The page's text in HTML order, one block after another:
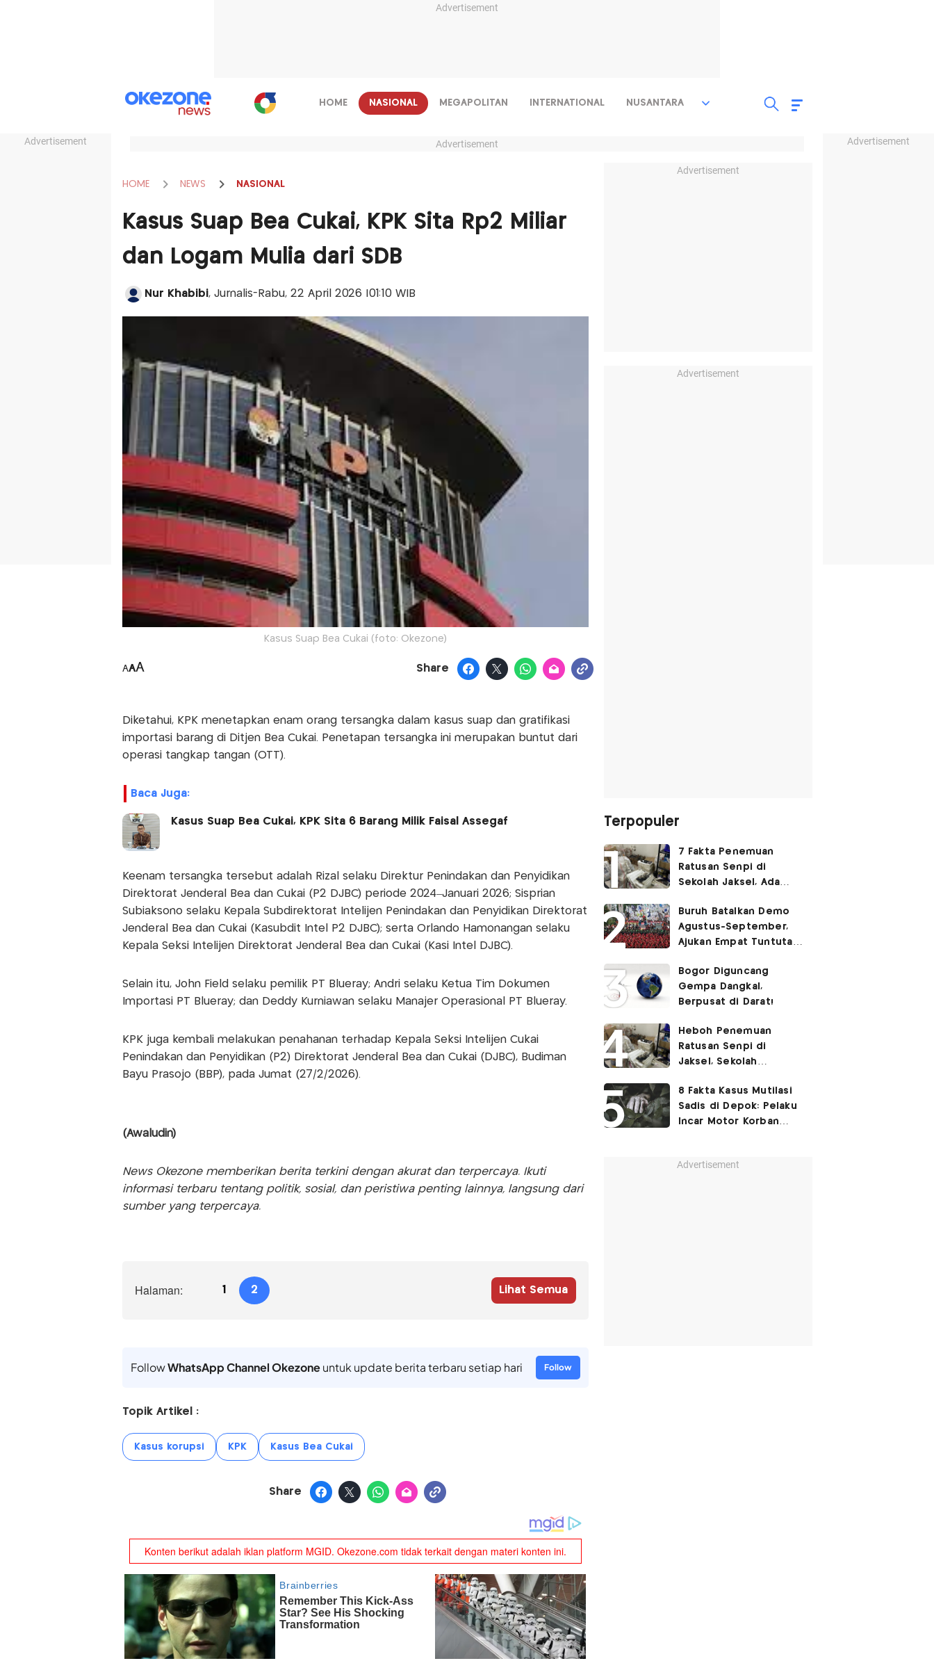
Advertisement
Advertisement Advertisement
HOME NASIONAL MEGAPOLITAN INTERNATIONAL NUSANTARA
Advertisement
HOME NEWS NASIONAL
Kasus Suap Bea Cukai, KPK Sita Rp2 Miliar
dan Logam Mulia dari SDB
Nur Khabibi, Jurnalis-Rabu, 22 April 2026 |01:10 WIB
Kasus Suap Bea Cukai (foto: Okezone)
AAA Share
Diketahui, KPK menetapkan enam orang tersangka dalam kasus suap dan gratifikasi
importasi barang di Ditjen Bea Cukai. Penetapan tersangka ini merupakan buntut dari
operasi tangkap tangan (OTT).
Baca Juga:
Kasus Suap Bea Cukai, KPK Sita 6 Barang Milik Faisal Assegaf
Keenam tersangka tersebut adalah Rizal selaku Direktur Penindakan dan Penyidikan
Direktorat Jenderal Bea dan Cukai (P2 DJBC) periode 2024–Januari 2026; Sisprian
Subiaksono selaku Kepala Subdirektorat Intelijen Penindakan dan Penyidikan Direktorat
Jenderal Bea dan Cukai (Kasubdit Intel P2 DJBC); serta Orlando Hamonangan selaku
Kepala Seksi Intelijen Direktorat Jenderal Bea dan Cukai (Kasi Intel DJBC).
Selain itu, John Field selaku pemilik PT Blueray; Andri selaku Ketua Tim Dokumen
Importasi PT Blueray; dan Deddy Kurniawan selaku Manajer Operasional PT Blueray.
KPK juga kembali melakukan penahanan terhadap Kepala Seksi Intelijen Cukai
Penindakan dan Penyidikan (P2) Direktorat Jenderal Bea dan Cukai (DJBC), Budiman
Bayu Prasojo (BBP), pada Jumat (27/2/2026).
(Awaludin)
News Okezone memberikan berita terkini dengan akurat dan terpercaya. Ikuti
informasi terbaru tentang politik, sosial, dan peristiwa penting lainnya, langsung dari
sumber yang terpercaya.
Halaman: 1 2 Lihat Semua
FollowWhatsApp Channel Okezoneuntuk update berita terbaru setiap hari Follow
Topik Artikel :
Kasus korupsi KPK Kasus Bea Cukai
Share
Advertisement
Advertisement
Terpopuler
7 Fakta Penemuan
Ratusan Senpi di
Sekolah Jaksel, Ada
Ruang Bunker
Buruh Batalkan Demo
Agustus-September,
Ajukan Empat Tuntutan
Bogor Diguncang
Gempa Dangkal,
Berpusat di Darat!
Heboh Penemuan
Ratusan Senpi di
Jaksel, Sekolah
Kegiatan Eskul
Menembak
8 Fakta Kasus Mutilasi
Sadis di Depok: Pelaku
Incar Motor Korban
Advertisement